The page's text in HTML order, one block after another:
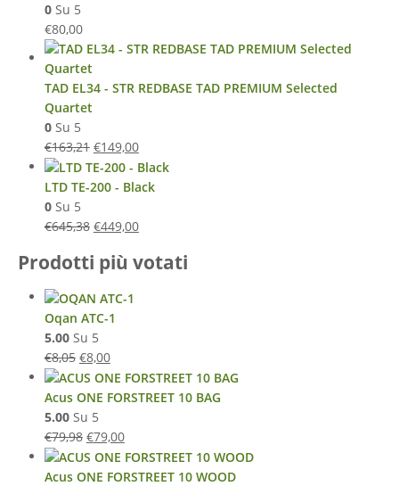
0Su 5
€80,00
TAD EL34 - STR REDBASE TAD PREMIUM Selected
Quartet
0Su 5
€163,21 €149,00
LTD TE-200 - Black
0Su 5
€645,38 €449,00
Prodotti più votati
Oqan ATC-1
5.00Su 5
€8,05 €8,00
Acus ONE FORSTREET 10 BAG
5.00Su 5
€79,98 €79,00
Acus ONE FORSTREET 10 WOOD